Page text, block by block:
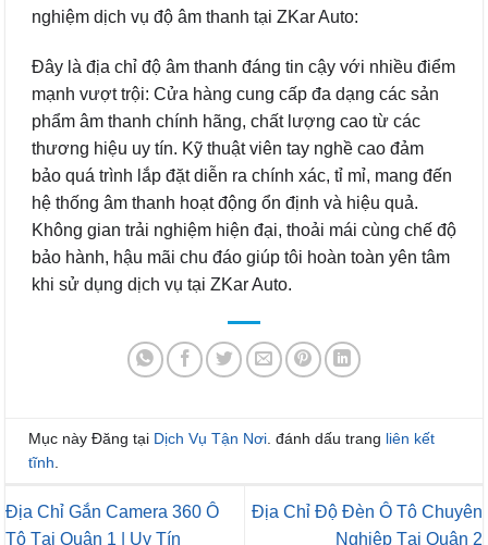
nghiệm dịch vụ độ âm thanh tại ZKar Auto:
Đây là địa chỉ độ âm thanh đáng tin cậy với nhiều điểm
mạnh vượt trội: Cửa hàng cung cấp đa dạng các sản
phẩm âm thanh chính hãng, chất lượng cao từ các
thương hiệu uy tín. Kỹ thuật viên tay nghề cao đảm
bảo quá trình lắp đặt diễn ra chính xác, tỉ mỉ, mang đến
hệ thống âm thanh hoạt động ổn định và hiệu quả.
Không gian trải nghiệm hiện đại, thoải mái cùng chế độ
bảo hành, hậu mãi chu đáo giúp tôi hoàn toàn yên tâm
khi sử dụng dịch vụ tại ZKar Auto.
Mục này Đăng tại Dịch Vụ Tận Nơi . đánh dấu trang liên kết
tĩnh
Địa Chỉ Gắn Camera 360 Ô
Tô Tại Quận 1 | Uy Tín
Địa Chỉ Độ Đèn Ô Tô Chuyên
Nghiệp Tại Quận 2